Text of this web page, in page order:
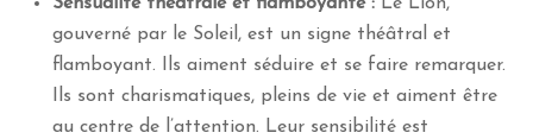
gouverné par le Soleil, est un signe théâtral et
flamboyant. Ils aiment séduire et se faire remarquer.
Ils sont charismatiques, pleins de vie et aiment être
au centre de l’attention. Leur sensibilité est